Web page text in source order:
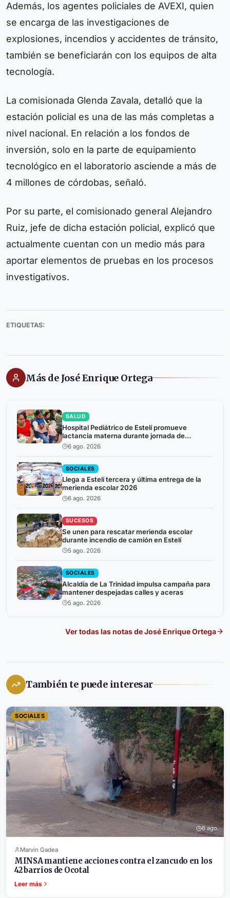
Además, los agentes policiales de AVEXI, quien
se encarga de las investigaciones de
explosiones, incendios y accidentes de tránsito,
también se beneficiarán con los equipos de alta
tecnología.
La comisionada Glenda Zavala, detalló que la
estación policial es una de las más completas a
nivel nacional. En relación a los fondos de
inversión, solo en la parte de equipamiento
tecnológico en el laboratorio asciende a más de
4 millones de córdobas, señaló.
Por su parte, el comisionado general Alejandro
Ruiz, jefe de dicha estación policial, explicó que
actualmente cuentan con un medio más para
aportar elementos de pruebas en los procesos
investigativos.
ETIQUETAS:
Más de José Enrique Ortega
SALUD
Hospital Pediátrico de Estelí promueve
lactancia materna durante jornada de
atención a niños prematuros
6 ago. 2026
SOCIALES
Llega a Estelí tercera y última entrega de la
merienda escolar 2026
6 ago. 2026
SUCESOS
Se unen para rescatar merienda escolar
durante incendio de camión en Estelí
5 ago. 2026
SOCIALES
Alcaldía de La Trinidad impulsa campaña para
mantener despejadas calles y aceras
5 ago. 2026
Ver todas las notas deJosé Enrique Ortega
También te puede interesar
SOCIALES
6 ago.
Marvin Gadea
MINSA mantiene acciones contra el zancudo en los
42 barrios de Ocotal
Leer más